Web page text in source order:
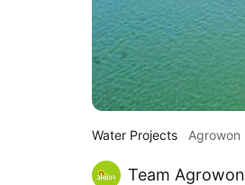
Water Projects Agrowon
Team Agrowon